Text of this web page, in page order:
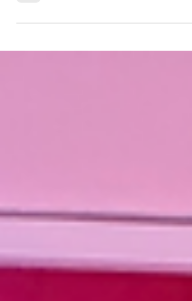
no exterior, aprimorar o
uma experiência